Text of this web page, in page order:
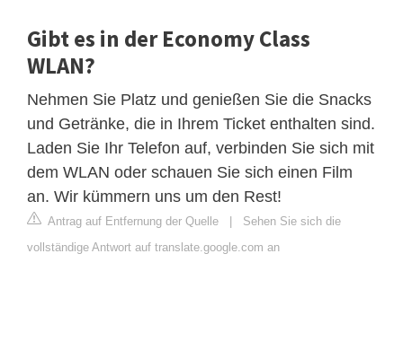
Gibt es in der Economy Class
WLAN?
Nehmen Sie Platz und genießen Sie die Snacks
und Getränke, die in Ihrem Ticket enthalten sind.
Laden Sie Ihr Telefon auf, verbinden Sie sich mit
dem WLAN oder schauen Sie sich einen Film
an. Wir kümmern uns um den Rest!
Antrag auf Entfernung der Quelle | Sehen Sie sich die
vollständige Antwort auf translate.google.com an